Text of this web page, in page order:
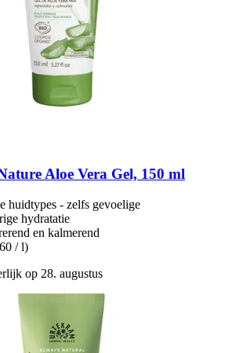
Aloe Vera Gel, 150 ml
huidtypes - zelfs gevoelige
hydratatie
en kalmerend
/ l)
op 28. augustus